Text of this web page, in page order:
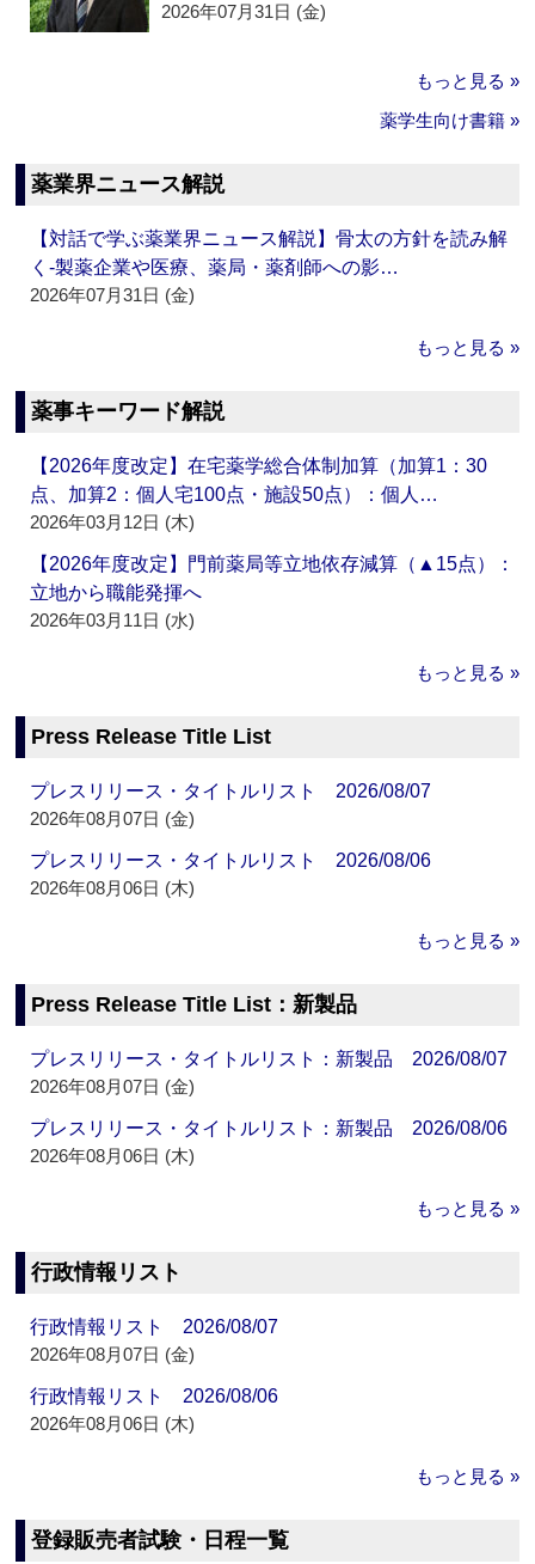
2026年07月31日 (金)
もっと見る »
薬学生向け書籍 »
薬業界ニュース解説
【対話で学ぶ薬業界ニュース解説】骨太の方針を読み解
く‐製薬企業や医療、薬局・薬剤師への影…
2026年07月31日 (金)
もっと見る »
薬事キーワード解説
【2026年度改定】在宅薬学総合体制加算（加算1：30
点、加算2：個人宅100点・施設50点）：個人…
2026年03月12日 (木)
【2026年度改定】門前薬局等立地依存減算（▲15点）：
立地から職能発揮へ
2026年03月11日 (水)
もっと見る »
Press Release Title List
プレスリリース・タイトルリスト 2026/08/07
2026年08月07日 (金)
プレスリリース・タイトルリスト 2026/08/06
2026年08月06日 (木)
もっと見る »
Press Release Title List：新製品
プレスリリース・タイトルリスト：新製品 2026/08/07
2026年08月07日 (金)
プレスリリース・タイトルリスト：新製品 2026/08/06
2026年08月06日 (木)
もっと見る »
行政情報リスト
行政情報リスト 2026/08/07
2026年08月07日 (金)
行政情報リスト 2026/08/06
2026年08月06日 (木)
もっと見る »
登録販売者試験・日程一覧